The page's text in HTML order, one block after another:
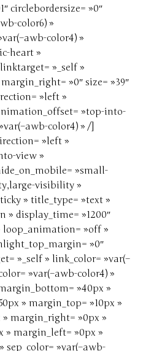
circlebordersize= »0″
color6) »
color4) »
heart »
»_self »
»0″ size= »39″
»left »
»top-into-
color4) » /]
»left »
view »
»small-
visibility »
» title_type= »text »
» display_time= »1200″
loop_animation= »off »
»0″
»_self » link_color= »var(–
»var(–awb-color4) »
»40px »
» margin_top= »10px »
margin_right= »0px »
» margin_left= »0px »
sep_color= »var(–awb-